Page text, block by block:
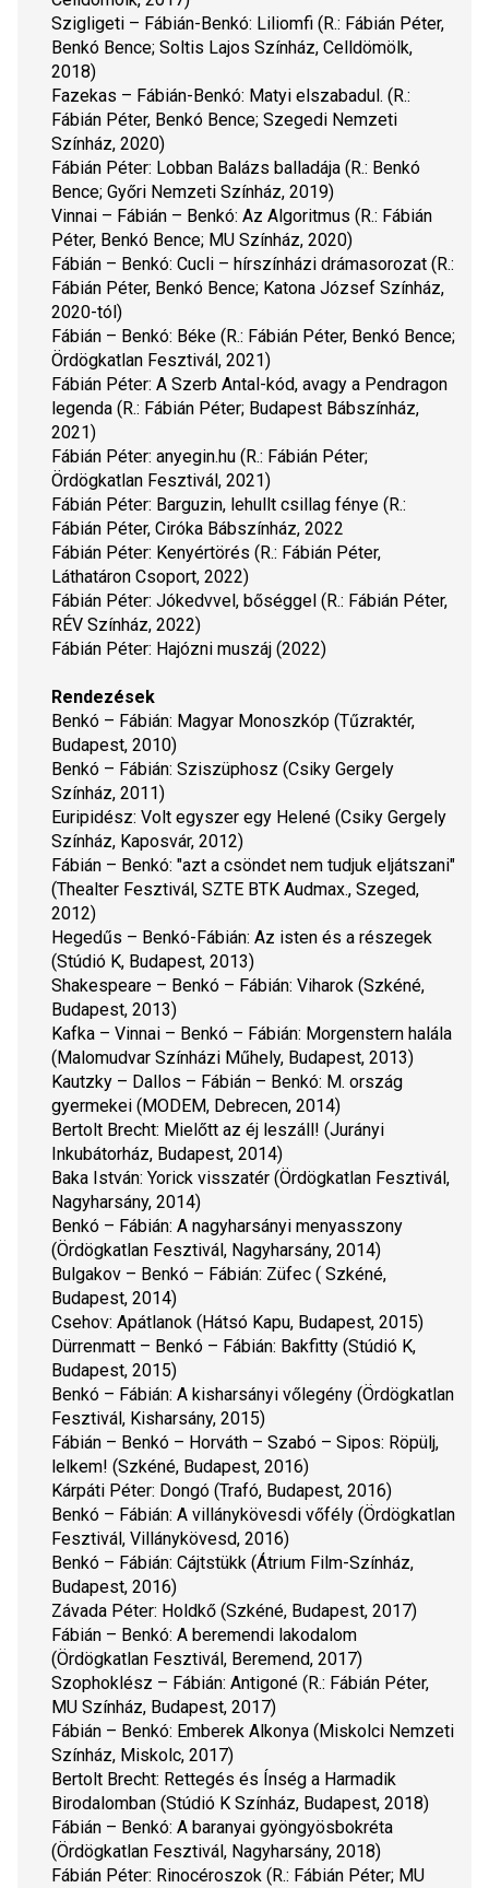
Szigligeti – Fábián-Benkó: Liliomfi (R.: Fábián Péter,
Benkó Bence; Soltis Lajos Színház, Celldömölk,
2018)
Fazekas – Fábián-Benkó: Matyi elszabadul. (R.:
Fábián Péter, Benkó Bence; Szegedi Nemzeti
Színház, 2020)
Fábián Péter: Lobban Balázs balladája (R.: Benkó
Bence; Győri Nemzeti Színház, 2019)
Vinnai – Fábián – Benkó: Az Algoritmus (R.: Fábián
Péter, Benkó Bence; MU Színház, 2020)
Fábián – Benkó: Cucli – hírszínházi drámasorozat (R.:
Fábián Péter, Benkó Bence; Katona József Színház,
2020-tól)
Fábián – Benkó: Béke (R.: Fábián Péter, Benkó Bence;
Ördögkatlan Fesztivál, 2021)
Fábián Péter: A Szerb Antal-kód, avagy a Pendragon
legenda (R.: Fábián Péter; Budapest Bábszínház,
2021)
Fábián Péter: anyegin.hu (R.: Fábián Péter;
Ördögkatlan Fesztivál, 2021)
Fábián Péter: Barguzin, lehullt csillag fénye (R.:
Fábián Péter, Ciróka Bábszínház, 2022
Fábián Péter: Kenyértörés (R.: Fábián Péter,
Láthatáron Csoport, 2022)
Fábián Péter: Jókedvvel, bőséggel (R.: Fábián Péter,
RÉV Színház, 2022)
Fábián Péter: Hajózni muszáj (2022)
Rendezések
Benkó – Fábián: Magyar Monoszkóp (Tűzraktér,
Budapest, 2010)
Benkó – Fábián: Sziszüphosz (Csiky Gergely
Színház, 2011)
Euripidész: Volt egyszer egy Helené (Csiky Gergely
Színház, Kaposvár, 2012)
Fábián – Benkó: "azt a csöndet nem tudjuk eljátszani"
(Thealter Fesztivál, SZTE BTK Audmax., Szeged,
2012)
Hegedűs – Benkó-Fábián: Az isten és a részegek
(Stúdió K, Budapest, 2013)
Shakespeare – Benkó – Fábián: Viharok (Szkéné,
Budapest, 2013)
Kafka – Vinnai – Benkó – Fábián: Morgenstern halála
(Malomudvar Színházi Műhely, Budapest, 2013)
Kautzky – Dallos – Fábián – Benkó: M. ország
gyermekei (MODEM, Debrecen, 2014)
Bertolt Brecht: Mielőtt az éj leszáll! (Jurányi
Inkubátorház, Budapest, 2014)
Baka István: Yorick visszatér (Ördögkatlan Fesztivál,
Nagyharsány, 2014)
Benkó – Fábián: A nagyharsányi menyasszony
(Ördögkatlan Fesztivál, Nagyharsány, 2014)
Bulgakov – Benkó – Fábián: Züfec ( Szkéné,
Budapest, 2014)
Csehov: Apátlanok (Hátsó Kapu, Budapest, 2015)
Dürrenmatt – Benkó – Fábián: Bakfitty (Stúdió K,
Budapest, 2015)
Benkó – Fábián: A kisharsányi vőlegény (Ördögkatlan
Fesztivál, Kisharsány, 2015)
Fábián – Benkó – Horváth – Szabó – Sipos: Röpülj,
lelkem! (Szkéné, Budapest, 2016)
Kárpáti Péter: Dongó (Trafó, Budapest, 2016)
Benkó – Fábián: A villánykövesdi vőfély (Ördögkatlan
Fesztivál, Villánykövesd, 2016)
Benkó – Fábián: Cájtstükk (Átrium Film-Színház,
Budapest, 2016)
Závada Péter: Holdkő (Szkéné, Budapest, 2017)
Fábián – Benkó: A beremendi lakodalom
(Ördögkatlan Fesztivál, Beremend, 2017)
Szophoklész – Fábián: Antigoné (R.: Fábián Péter,
MU Színház, Budapest, 2017)
Fábián – Benkó: Emberek Alkonya (Miskolci Nemzeti
Színház, Miskolc, 2017)
Bertolt Brecht: Rettegés és Ínség a Harmadik
Birodalomban (Stúdió K Színház, Budapest, 2018)
Fábián – Benkó: A baranyai gyöngyösbokréta
(Ördögkatlan Fesztivál, Nagyharsány, 2018)
Fábián Péter: Rinocéroszok (R.: Fábián Péter; MU